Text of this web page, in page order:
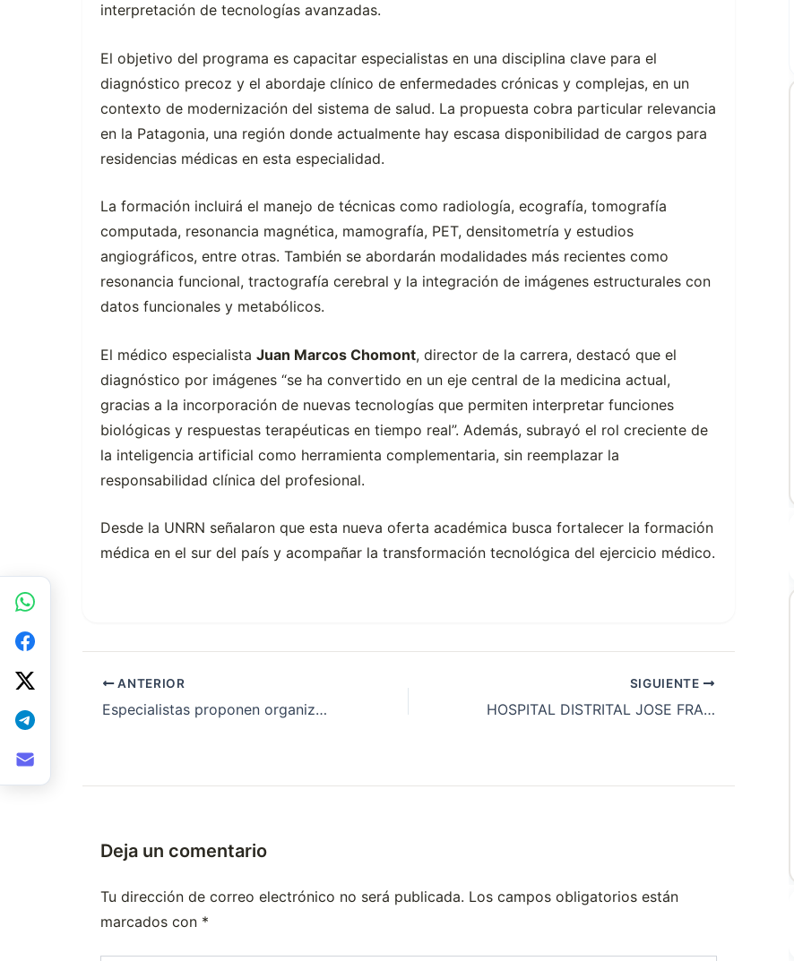
interpretación de tecnologías avanzadas.
El objetivo del programa es capacitar especialistas en una disciplina clave para el
diagnóstico precoz y el abordaje clínico de enfermedades crónicas y complejas, en un
contexto de modernización del sistema de salud. La propuesta cobra particular relevancia
en la Patagonia, una región donde actualmente hay escasa disponibilidad de cargos para
residencias médicas en esta especialidad.
La formación incluirá el manejo de técnicas como radiología, ecografía, tomografía
computada, resonancia magnética, mamografía, PET, densitometría y estudios
angiográficos, entre otras. También se abordarán modalidades más recientes como
resonancia funcional, tractografía cerebral y la integración de imágenes estructurales con
datos funcionales y metabólicos.
El médico especialista Juan Marcos Chomont, director de la carrera, destacó que el
diagnóstico por imágenes “se ha convertido en un eje central de la medicina actual,
gracias a la incorporación de nuevas tecnologías que permiten interpretar funciones
biológicas y respuestas terapéuticas en tiempo real”. Además, subrayó el rol creciente de
la inteligencia artificial como herramienta complementaria, sin reemplazar la
responsabilidad clínica del profesional.
Desde la UNRN señalaron que esta nueva oferta académica busca fortalecer la formación
médica en el sur del país y acompañar la transformación tecnológica del ejercicio médico.
ANTERIOR
Especialistas proponen organizar los cupos de residencias médicas según las necesidades de cada región
SIGUIENTE
HOSPITAL DISTRITAL JOSE FRANCISCO DE LA VEGA – TAMA
Deja un comentario
Tu dirección de correo electrónico no será publicada. Los campos obligatorios están
marcados con *